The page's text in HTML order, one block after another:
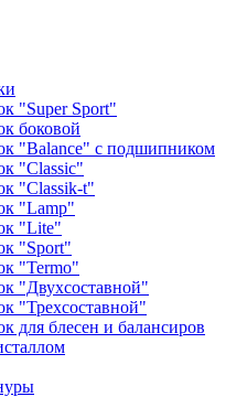
"Super Sport"
боковой
"Balance" с подшипником
"Classic"
"Classik-t"
"Lamp"
"Lite"
"Sport"
"Termo"
"Двухсоставной"
"Трехсоставной"
для блесен и балансиров